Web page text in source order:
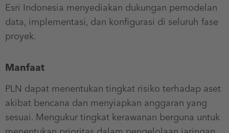
Esri Indonesia menyediakan dukungan pemodelan
data, implementasi, dan konfigurasi di seluruh fase
proyek.
Manfaat
PLN dapat menentukan tingkat risiko terhadap aset
akibat bencana dan menyiapkan anggaran yang
sesuai. Mengukur tingkat kerawanan berguna untuk